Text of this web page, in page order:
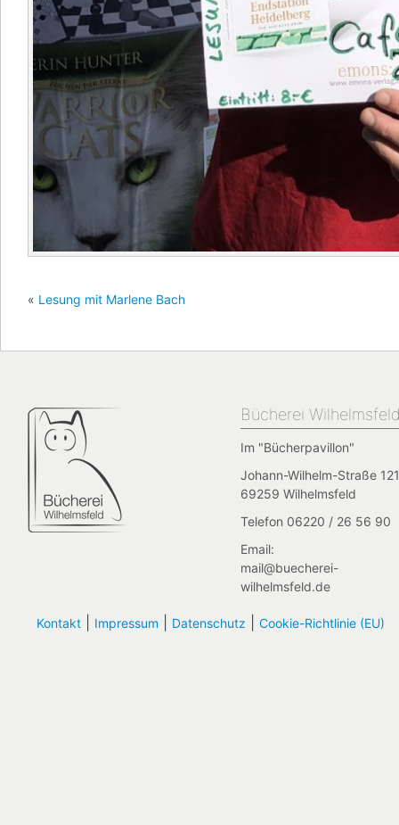
« Lesung mit Marlene Bach
Bücherei
Im "Bücherpavillon"
Johann-Wilhelm-Straße
69259 Wilhelmsfeld
Telefon 06220 / 26 56 90
Email:
mail@buecherei-
wilhelmsfeld.de
Kontakt| Impressum Datenschutz Cookie-Richtlinie (EU)